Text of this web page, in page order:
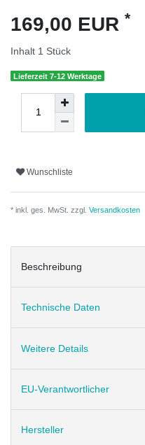
169,00 EUR *
Inhalt 1 Stück
Lieferzeit 7-12 Werktage
Wunschliste
* inkl. ges. MwSt. zzgl. Versandkosten
Beschreibung
Technische Daten
Weitere Details
EU-Verantwortlicher
Hersteller